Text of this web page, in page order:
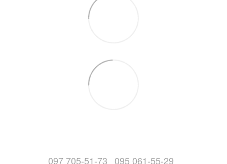
097 705-51-73 095 061-55-29